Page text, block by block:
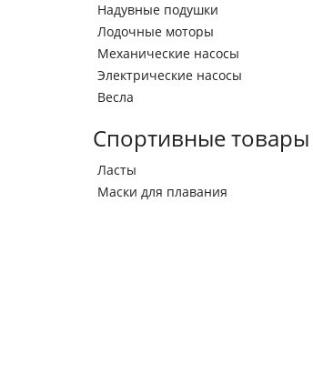
Надувные подушки
Лодочные моторы
Механические насосы
Электрические насосы
Весла
Спортивные товары
Ласты
Маски для плавания